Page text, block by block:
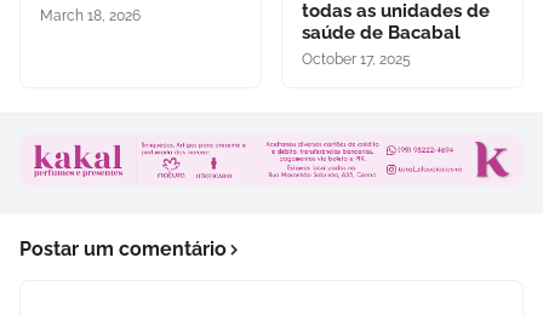
March 18, 2026
todas as unidades de
saúde de Bacabal
October 17, 2025
Postar um comentário